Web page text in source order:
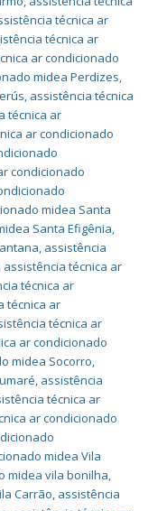
técnica ar
técnica ar
ar condicionado
midea Perdizes,
, assistência técnica
técnica ar
ar condicionado
condicionado
midea Santa
Santa Efigênia,
, assistência
, assistência técnica ar
técnica ar
técnica ar
técnica ar
ar condicionado
midea Socorro,
, assistência
técnica ar
ar condicionado
midea Vila
midea vila bonilha,
Carrão, assistência